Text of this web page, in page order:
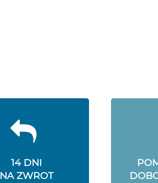
14 DNI
NA ZWROT